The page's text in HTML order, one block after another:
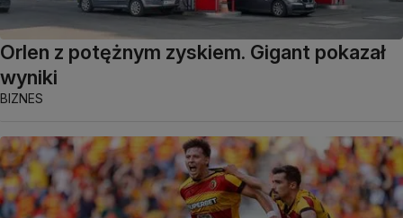
Orlen z potężnym zyskiem. Gigant pokazał
wyniki
BIZNES